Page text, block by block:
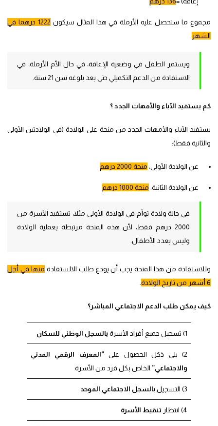
مجموع ما ستحصل عليه الأرملة في هذا المثال سيكون
1222 درهما في
الشهر
ويستمر الطفل في وضعية الإعاقة، في حال الأم الأرملة، في
الاستفادة من الدعم التكميلي حتى بعد بلوغه سن 21 سنة.
كم يستفيد الآباء والأمهات الجدد ؟
يستفيد الآباء والأمهات الجدد من منحة على الولادة (في الولادتين الأولى
والثانية فقط):
عن الولادة الأولى: منحة 2000 درهم
عن الولادة الثانية: منحة 1000 درهم
في حالة ولادة توأم في الولادة الأولى مثلا، تستفيد الأسرة من
2000 درهم فقط، لأن هذه المنحة مرتبطة بعملية الولادة
وليس بعدد الأطفال.
وللاستفادة من هذا المنحة يجب أن يودع طلب الالستفادة منها في أجل
6 أشهر من تاريخ الولادة
كيف يمكن طلب الدعم الاجتماعي المباشر؟
1) تسجيل جميع أفراد الأسرة بالسجل الوطني للسكان
2) يلي ذكل الحصول على
“المعرف الرقمي المدني
والاجتماعي” الخاص بكل فرد من الأسرة
3) التسجيل بالسجل الاجتماعي الموحد
4) انتظار تنقيط الأسرة